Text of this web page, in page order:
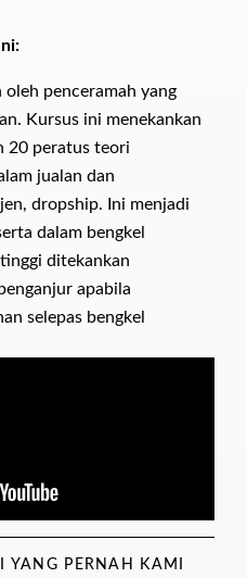
oleh penceramah yang
Kursus ini menekankan
20 peratus teori
jualan dan
dropship. Ini menjadi
dalam bengkel
ditekankan
apabila
selepas bengkel
YANG PERNAH KAMI